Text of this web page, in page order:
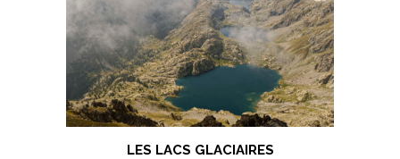
LES LACS GLACIAIRES